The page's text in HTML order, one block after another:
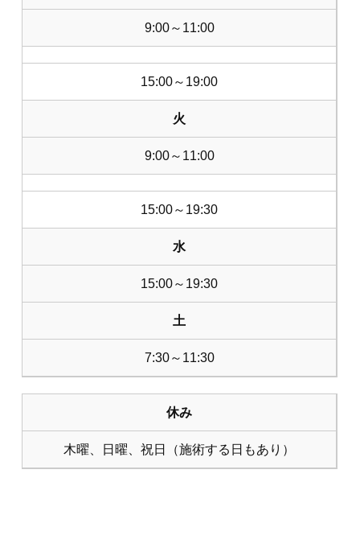
9:00～11:00
15:00～19:00
火
9:00～11:00
15:00～19:30
水
15:00～19:30
土
7:30～11:30
休み
木曜、日曜、祝日（施術する日もあり）